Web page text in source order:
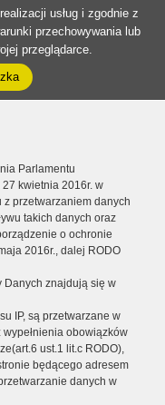
usług i zgodnie z
przechowywania lub
przeglądarce.
Parlamentu
kwietnia 2016r. w
przetwarzaniem danych
takich danych oraz
o ochronie
2016r., dalej RODO
Danych znajdują się w
IP, są przetwarzane w
obowiązków
ust.1 lit.c RODO),
będącego adresem
danych w